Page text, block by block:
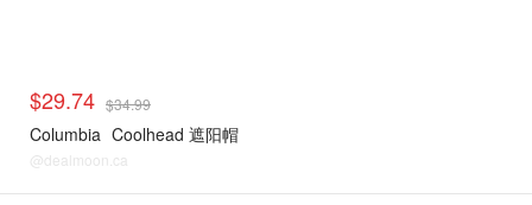
$29.74 $34.99
Columbia Coolhead 遮阳帽
@dealmoon.ca